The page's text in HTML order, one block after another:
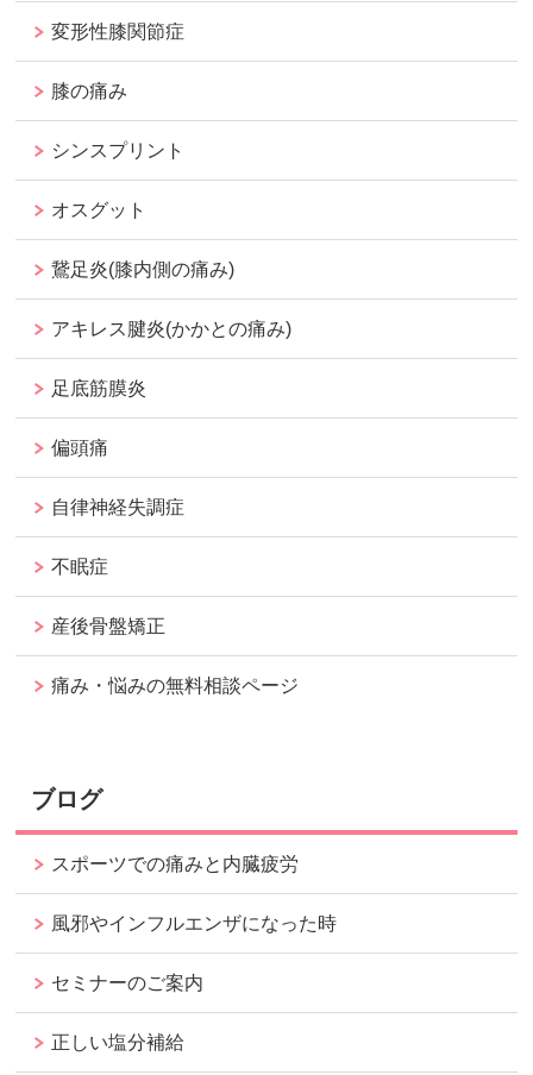
変形性膝関節症
膝の痛み
シンスプリント
オスグット
鵞足炎(膝内側の痛み)
アキレス腱炎(かかとの痛み)
足底筋膜炎
偏頭痛
自律神経失調症
不眠症
産後骨盤矯正
痛み・悩みの無料相談ページ
ブログ
スポーツでの痛みと内臓疲労
風邪やインフルエンザになった時
セミナーのご案内
正しい塩分補給